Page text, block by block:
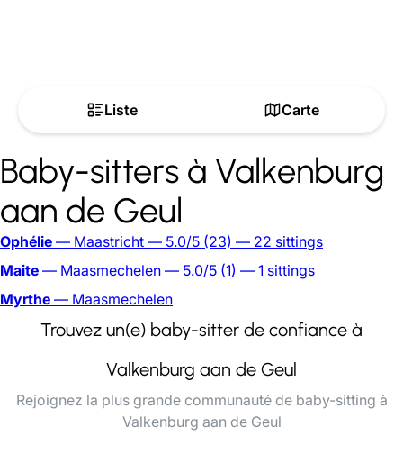
Liste Carte
Baby-sitters à Valkenburg
aan de Geul
Ophélie — Maastricht — 5.0/5 (23) — 22 sittings
Maite — Maasmechelen — 5.0/5 (1) — 1 sittings
Myrthe — Maasmechelen
Trouvez un(e) baby-sitter de confiance à
Valkenburg aan de Geul
Rejoignez la plus grande communauté de baby-sitting à
Valkenburg aan de Geul